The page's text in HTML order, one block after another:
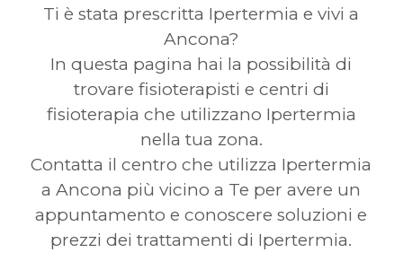
Ti è stata prescritta Ipertermia e vivi a
Ancona?
In questa pagina hai la possibilità di
trovare fisioterapisti e centri di
fisioterapia che utilizzano Ipertermia
nella tua zona.
Contatta il centro che utilizza Ipertermia
a Ancona più vicino a Te per avere un
appuntamento e conoscere soluzioni e
prezzi dei trattamenti di Ipertermia.